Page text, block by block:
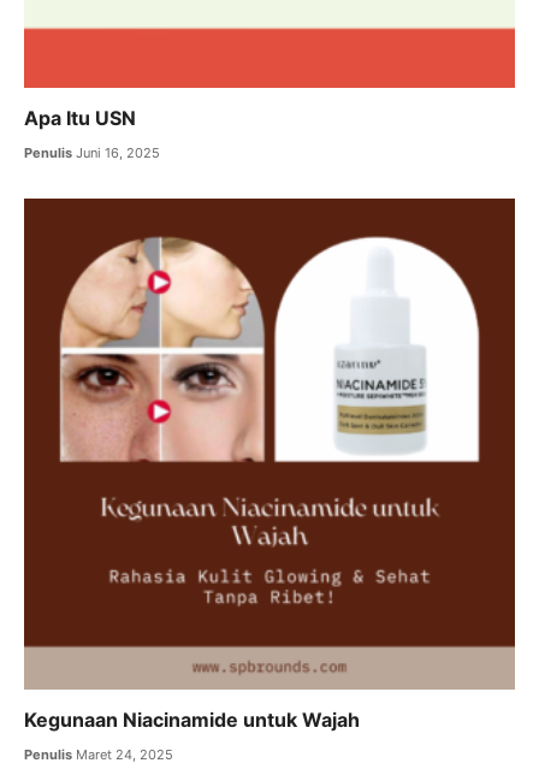
Apa Itu USN
Penulis Juni 16, 2025
Kegunaan Niacinamide untuk Wajah
Penulis Maret 24, 2025